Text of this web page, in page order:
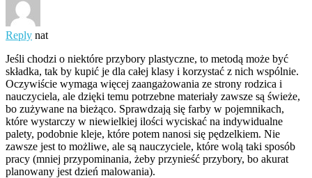
Reply nat
Jeśli chodzi o niektóre przybory plastyczne, to metodą może być
składka, tak by kupić je dla całej klasy i korzystać z nich wspólnie.
Oczywiście wymaga więcej zaangażowania ze strony rodzica i
nauczyciela, ale dzięki temu potrzebne materiały zawsze są świeże,
bo zużywane na bieżąco. Sprawdzają się farby w pojemnikach,
które wystarczy w niewielkiej ilości wyciskać na indywidualne
palety, podobnie kleje, które potem nanosi się pędzelkiem. Nie
zawsze jest to możliwe, ale są nauczyciele, które wolą taki sposób
pracy (mniej przypominania, żeby przynieść przybory, bo akurat
planowany jest dzień malowania).